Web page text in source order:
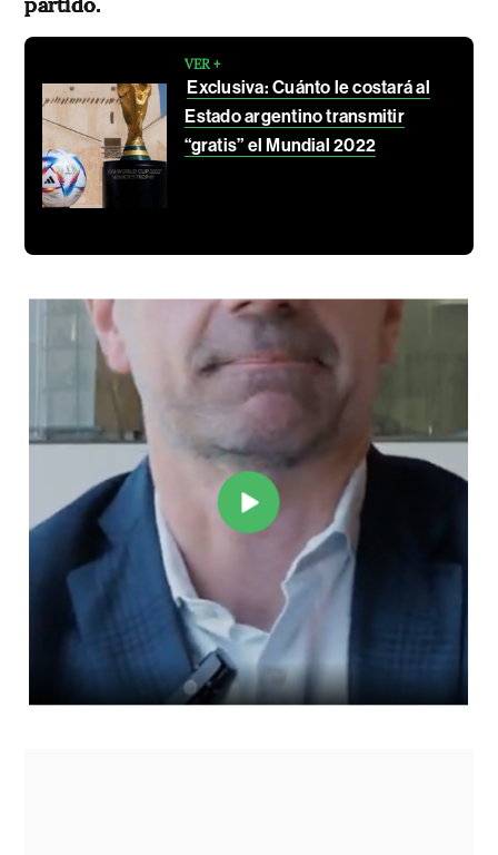
VER +
Exclusiva: Cuánto le costará al
Estado argentino transmitir
“gratis” el Mundial 2022